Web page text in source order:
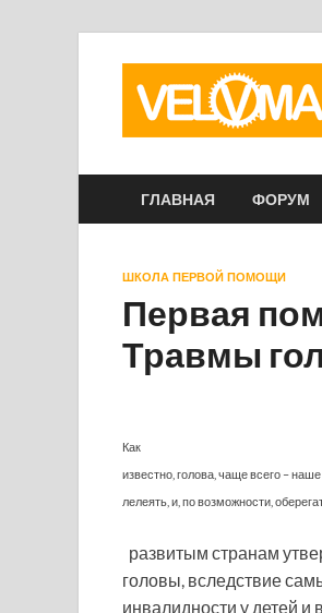
ГЛАВНАЯ ФОРУМ
ШКОЛА ПЕРВОЙ ПОМОЩИ
Первая
Травмы
Как
известно, голова, чаще всего –
лелеять, и, по возможности,
развитым странам
головы, вследствие
инвалидности у детей и